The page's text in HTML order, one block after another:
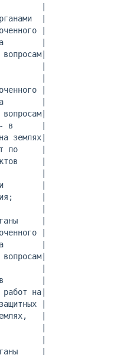
|
|
|
|
|
|
|
|
в      |
по     |
|
|
|
|
|
|
|
|
|
на|
|
|
|
|